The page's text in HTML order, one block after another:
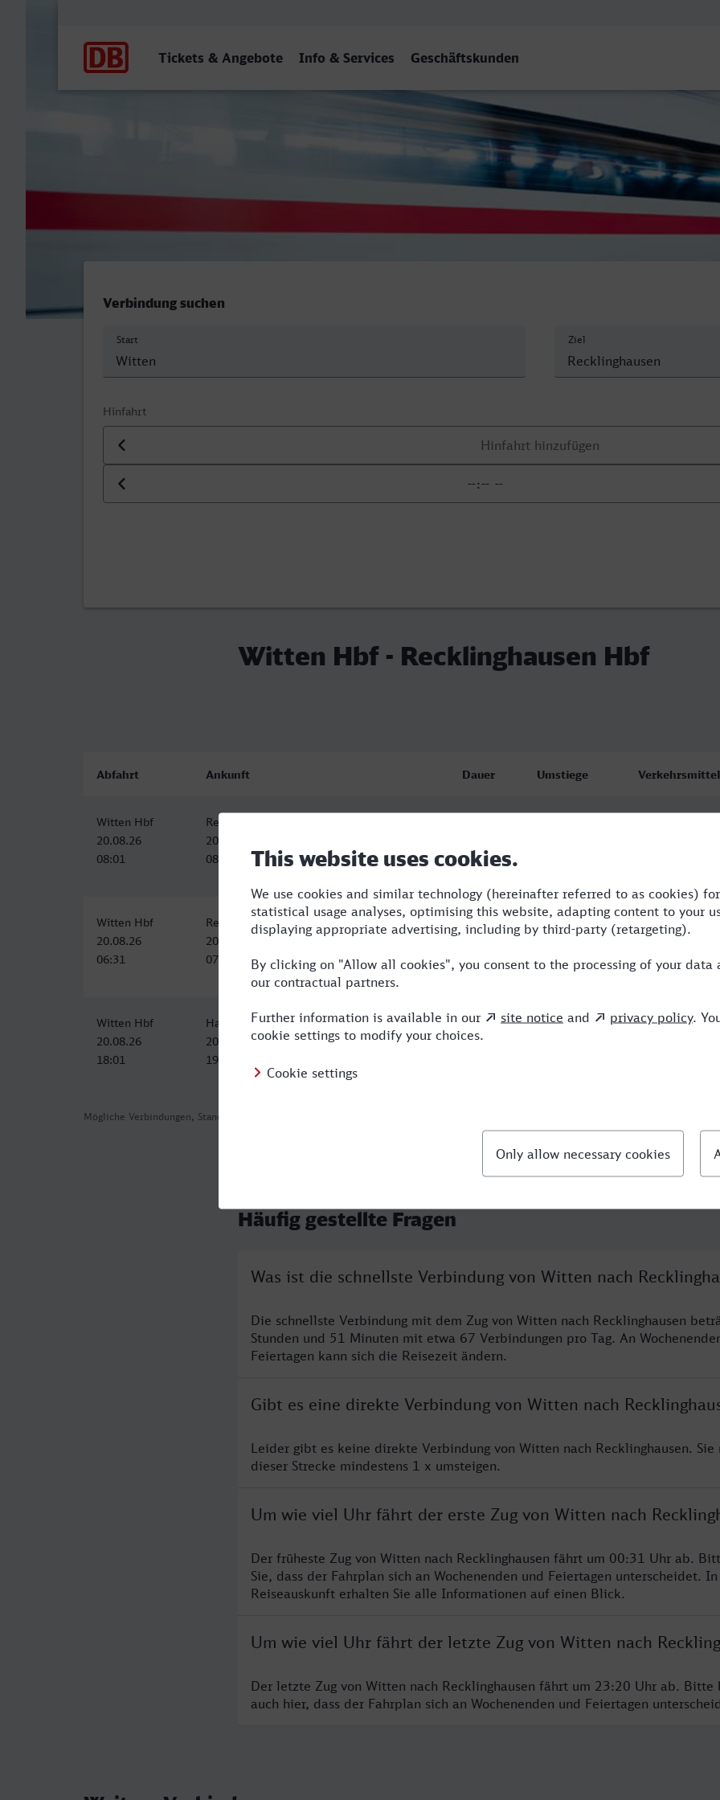
Tickets & Angebote Info & Services Geschäftskunden
Witten Hbf - Recklinghausen Hbf
Verbindung suchen
Start Ziel
Hinfahrt
Datum der Hinfahrt
Uhrzeit der Hinfahrt
Witten Hbf - Recklinghausen Hbf
Mögliche Verbindungen, Stand: 2026-08-06 06:00
Abfahrt Ankunft Dauer Umstiege Verkehrsmittel
Witten Hbf
20.08.26
08:01
Recklinghausen Hbf
20.08.26
08:52
Witten Hbf
20.08.26
06:31
Recklinghausen Hbf
20.08.26
07:29
0:58 RB,RE
Witten Hbf
20.08.26
18:01
Hauptbahnhof, Recklinghausen
20.08.26
19:22
1:21 2 BUS,VIA
Häufig gestellte Fragen
Was ist die schnellste Verbindung von Witten nach
Die schnellste Verbindung mit dem Zug von Witten nach Recklinghausen
Stunden und 51 Minuten mit etwa 67 Verbindungen pro Tag. An
Feiertagen kann sich die Reisezeit ändern.
Gibt es eine direkte Verbindung von Witten nach
Leider gibt es keine direkte Verbindung von Witten nach Recklinghausen. Sie
dieser Strecke mindestens 1 x umsteigen.
Um wie viel Uhr fährt der erste Zug von Witten nach
Der früheste Zug von Witten nach Recklinghausen fährt um 00:31 Uhr ab.
Sie, dass der Fahrplan sich an Wochenenden und Feiertagen unterscheidet.
Reiseauskunft erhalten Sie alle Informationen auf einen Blick.
Um wie viel Uhr fährt der letzte Zug von Witten nach
Der letzte Zug von Witten nach Recklinghausen fährt um 23:20 Uhr ab. Bitte
auch hier, dass der Fahrplan sich an Wochenenden und Feiertagen